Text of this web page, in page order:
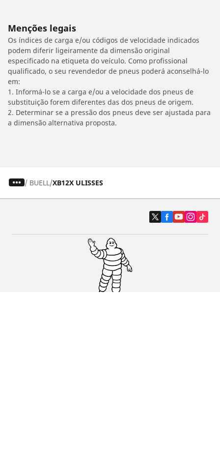
Menções legais
Os índices de carga e/ou códigos de velocidade indicados
podem diferir ligeiramente da dimensão original
especificado na etiqueta do veículo. Como profissional
qualificado, o seu revendedor de pneus poderá aconselhá-lo
em:
1. Informá-lo se a carga e/ou a velocidade dos pneus de
substituição forem diferentes das dos pneus de origem.
2. Determinar se a pressão dos pneus deve ser ajustada para
a dimensão alternativa proposta.
/ BUELL XB12X ULISSES